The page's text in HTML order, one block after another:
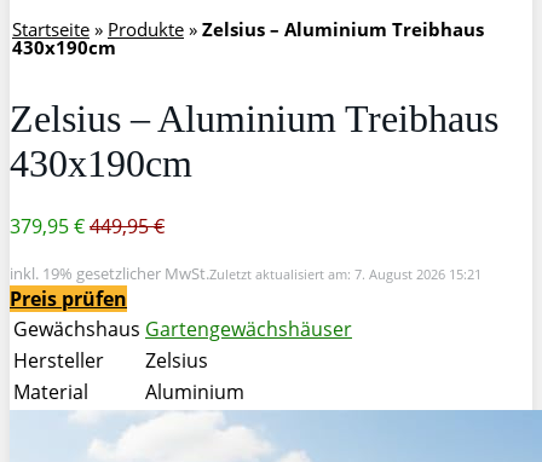
Startseite » Produkte » Zelsius – Aluminium Treibhaus
430x190cm
Zelsius – Aluminium Treibhaus
430x190cm
379,95 €449,95 €
inkl. 19% gesetzlicher MwSt.Zuletzt aktualisiert am: 7. August 2026 15:21
Preis prüfen
Gewächshaus Gartengewächshäuser
Hersteller
Zelsius
Material
Aluminium